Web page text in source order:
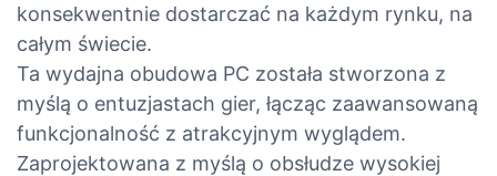
konsekwentnie dostarczać na każdym rynku, na
całym świecie.
Ta wydajna obudowa PC została stworzona z
myślą o entuzjastach gier, łącząc zaawansowaną
funkcjonalność z atrakcyjnym wyglądem.
Zaprojektowana z myślą o obsłudze wysokiej